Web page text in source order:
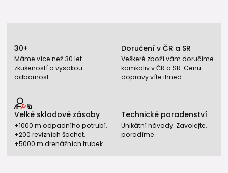
30+
Máme více než 30 let
zkušeností a vysokou
odbornost.
Doručení v ČR a SR
Veškeré zboží vám doručíme
kamkoliv v ČR a SR. Cenu
dopravy víte ihned.
Velké skladové zásoby
+1000 m odpadního potrubí,
+200 revizních šachet,
+5000 m drenážních trubek
Technické poradenství
Unikátní návody. Zavolejte,
poradíme.